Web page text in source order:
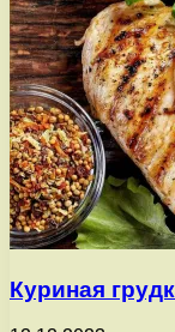
Куриная